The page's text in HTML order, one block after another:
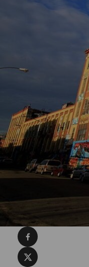
Condividi su
Condividi su X